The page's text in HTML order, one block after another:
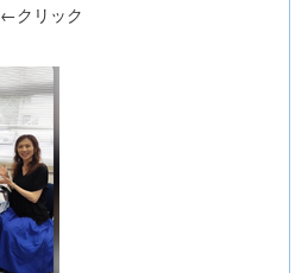
←クリック